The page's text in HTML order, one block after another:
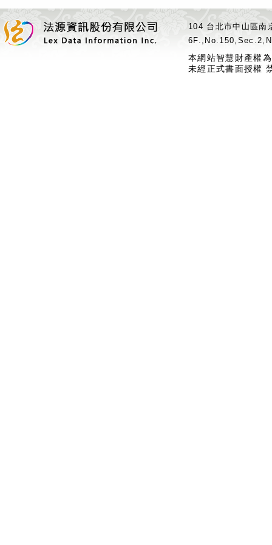
104 台北市中山區
本網站智慧財產權
未經正式書面授權